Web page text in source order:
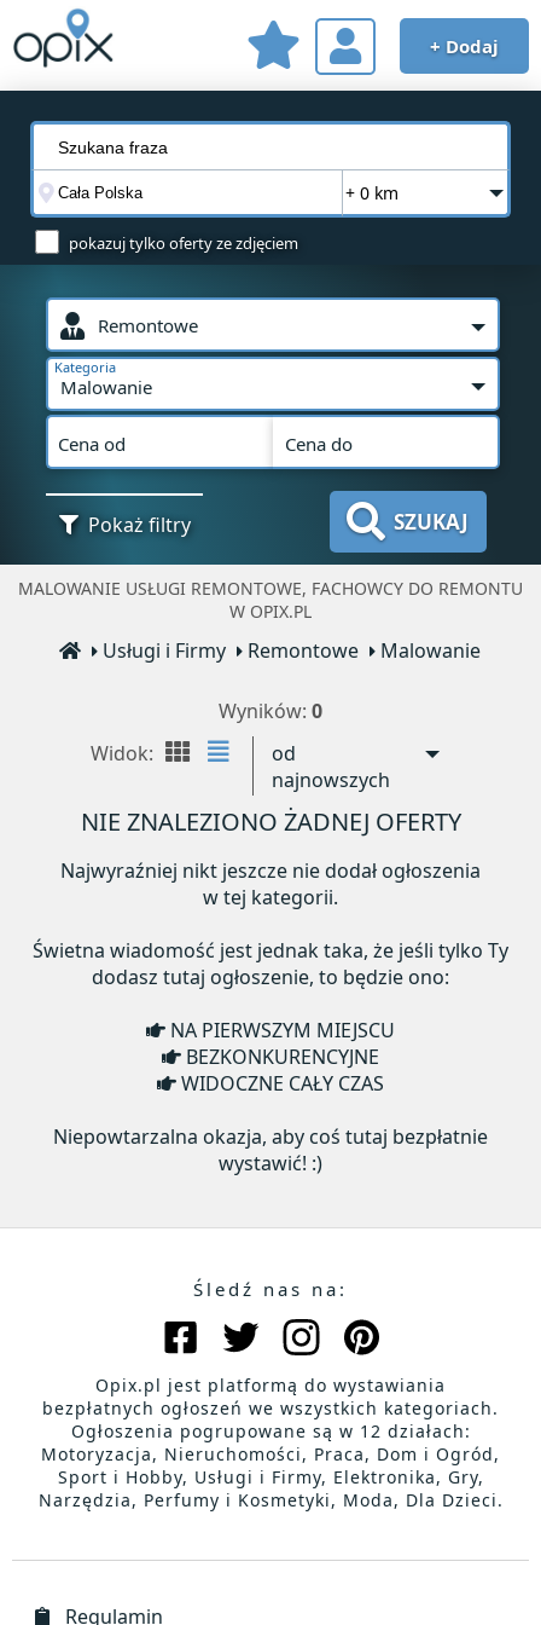
+ Dodaj
+ 0 km
pokazuj tylko oferty ze zdjęciem
Remontowe
Malowanie
Kategoria
Cena od Cena do
Pokaż filtry SZUKAJ
MALOWANIE USŁUGI REMONTOWE, FACHOWCY DO REMONTU
W OPIX.PL
Usługi i Firmy Remontowe Malowanie
Wyników: 0
Widok:
od
najnowszych
NIE ZNALEZIONO ŻADNEJ OFERTY
Najwyraźniej nikt jeszcze nie dodał ogłoszenia
w tej kategorii.
Świetna wiadomość jest jednak taka, że jeśli tylko Ty
dodasz tutaj ogłoszenie, to będzie ono:
NA PIERWSZYM MIEJSCU
BEZKONKURENCYJNE
WIDOCZNE CAŁY CZAS
Niepowtarzalna okazja, aby coś tutaj bezpłatnie
wystawić! :)
Śledź nas na:
Opix.pl jest platformą do wystawiania
bezpłatnych ogłoszeń we wszystkich kategoriach.
Ogłoszenia pogrupowane są w 12 działach:
Motoryzacja, Nieruchomości, Praca, Dom i Ogród,
Sport i Hobby, Usługi i Firmy, Elektronika, Gry,
Narzędzia, Perfumy i Kosmetyki, Moda, Dla Dzieci.
Regulamin